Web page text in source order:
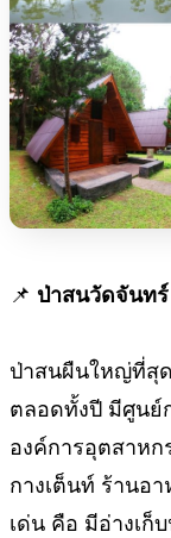
📌 ป่าสนวัดจันทร์
ป่าสนผืนใหญ่ที่สุ
ตลอดทั้งปี มีศูนย์
องค์การอุตสาห
กางเต็นท์ ร้านอ
เด่น คือ มีอ่างเก็